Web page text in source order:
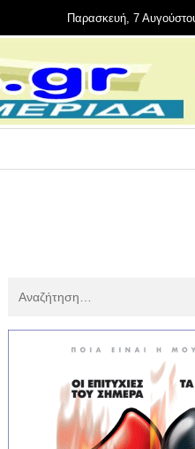
Παρασκευή, 7
: